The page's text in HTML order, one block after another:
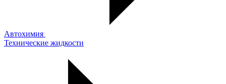
Автохимия
Технические жидкости